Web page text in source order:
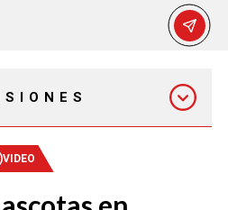
12:30 PM
7:00 PM
VIDEO